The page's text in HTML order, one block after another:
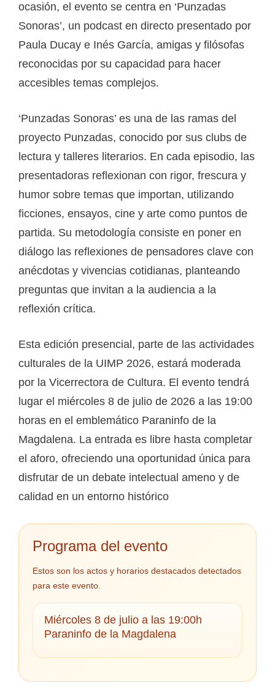
ocasión, el evento se centra en ‘Punzadas
Sonoras’, un podcast en directo presentado por
Paula Ducay e Inés García, amigas y filósofas
reconocidas por su capacidad para hacer
accesibles temas complejos.
‘Punzadas Sonoras’ es una de las ramas del
proyecto Punzadas, conocido por sus clubs de
lectura y talleres literarios. En cada episodio, las
presentadoras reflexionan con rigor, frescura y
humor sobre temas que importan, utilizando
ficciones, ensayos, cine y arte como puntos de
partida. Su metodología consiste en poner en
diálogo las reflexiones de pensadores clave con
anécdotas y vivencias cotidianas, planteando
preguntas que invitan a la audiencia a la
reflexión crítica.
Esta edición presencial, parte de las actividades
culturales de la UIMP 2026, estará moderada
por la Vicerrectora de Cultura. El evento tendrá
lugar el miércoles 8 de julio de 2026 a las 19:00
horas en el emblemático Paraninfo de la
Magdalena. La entrada es libre hasta completar
el aforo, ofreciendo una oportunidad única para
disfrutar de un debate intelectual ameno y de
calidad en un entorno histórico
Programa del evento
Estos son los actos y horarios destacados detectados
para este evento.
Miércoles 8 de julio a las 19:00h
Paraninfo de la Magdalena